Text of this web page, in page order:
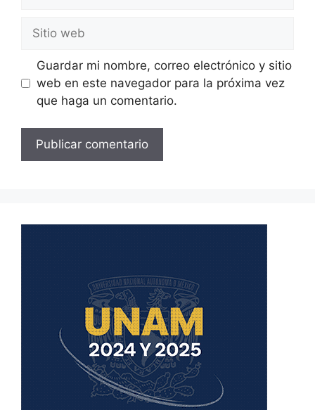
Sitio
web
Guardar mi nombre, correo electrónico y sitio
web en este navegador para la próxima vez
que haga un comentario.